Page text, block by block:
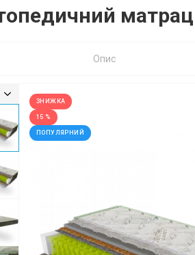
матрац
Опис
ЗНИЖКА
15 %
ПОПУЛЯРНИЙ